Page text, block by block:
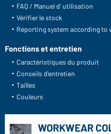
FAQ / Manuel d' utilisation
Vérifier le stock
Reporting system according
Fonctions et entretien
Caractéristiques du produit
Conseils d'entretien
Tailles
Couleurs
WORKWEAR